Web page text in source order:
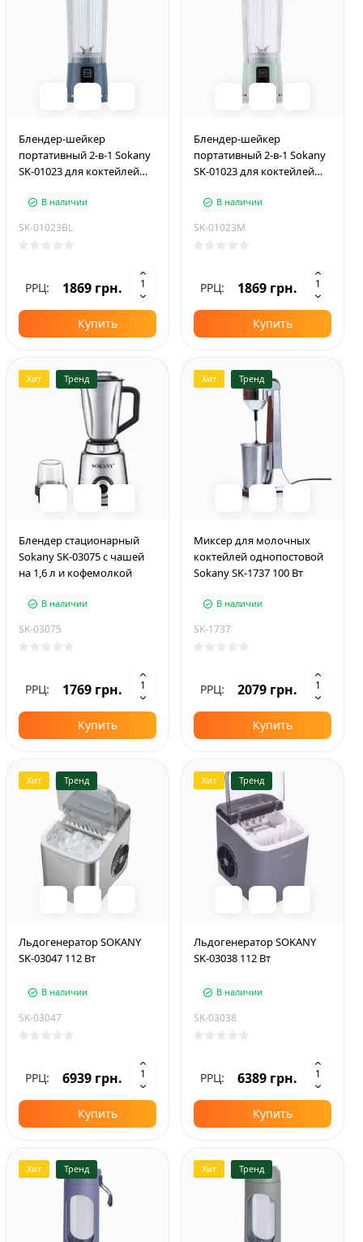
Блендер-шейкер
портативный 2-в-1 Sokany
SK-01023 для коктейлей
синийВ наличии
SK-01023BL
РРЦ: 1869 грн.
Купить
Блендер-шейкер
портативный 2-в-1 Sokany
SK-01023 для коктейлей
мятныйВ наличии
SK-01023M
РРЦ: 1869 грн.
Купить
Хит Тренд
Блендер стационарный
Sokany SK-03075 с чашей
на 1,6 л и кофемолкой
В наличии
SK-03075
РРЦ: 1769 грн.
Купить
Хит Тренд
Миксер для молочных
коктейлей однопостовой
Sokany SK-1737 100 Вт
В наличии
SK-1737
РРЦ: 2079 грн.
Купить
Хит Тренд
Льдогенератор SOKANY
SK-03047 112 Вт
В наличии
SK-03047
РРЦ: 6939 грн.
Купить
Хит Тренд
Льдогенератор SOKANY
SK-03038 112 Вт
В наличии
SK-03038
РРЦ: 6389 грн.
Купить
Хит Тренд Хит Тренд